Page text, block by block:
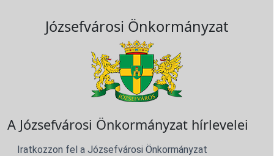
Józsefvárosi Önkormányzat
A Józsefvárosi Önkormányzat hírlevelei
Iratkozzon fel a Józsefvárosi Önkormányzat